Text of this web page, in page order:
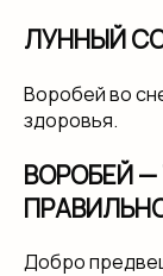
ЛУННЫЙ
Воробей во
здоровья.
ВОРОБЕЙ
Добро